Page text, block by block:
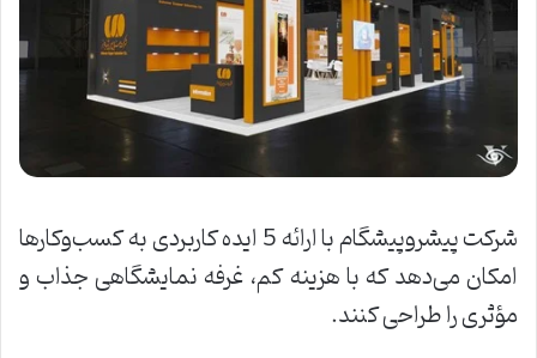
شرکت پیشروپیشگام با ارائه 5 ایده کاربردی به کسب‌وکارها
امکان می‌دهد که با هزینه کم، غرفه نمایشگاهی جذاب و
مؤثری را طراحی کنند.